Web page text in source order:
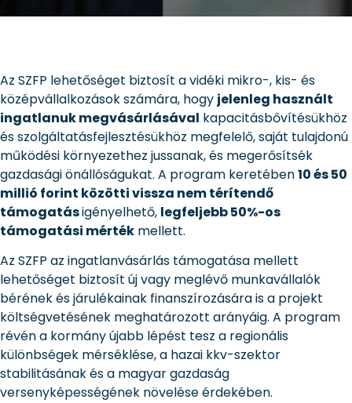
Az SZFP lehetőséget biztosít a vidéki mikro-, kis- és
középvállalkozások számára, hogy jelenleg használt
ingatlanuk megvásárlásával kapacitásbővítésükhöz
és szolgáltatásfejlesztésükhöz megfelelő, saját tulajdonú
működési környezethez jussanak, és megerősítsék
gazdasági önállóságukat. A program keretében10 és 50
millió forint közötti vissza nem térítendő
támogatásigényelhető, legfeljebb 50%-os
támogatási mérték mellett.
Az SZFP az ingatlanvásárlás támogatása mellett
lehetőséget biztosít új vagy meglévő munkavállalók
bérének és járulékainak finanszírozására is a projekt
költségvetésének meghatározott arányáig. A program
révén a kormány újabb lépést tesz a regionális
különbségek mérséklése, a hazai kkv-szektor
stabilitásának és a magyar gazdaság
versenyképességének növelése érdekében.